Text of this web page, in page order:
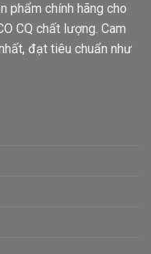
phẩm chính hãng cho
CQ chất lượng. Cam
đạt tiêu chuẩn như